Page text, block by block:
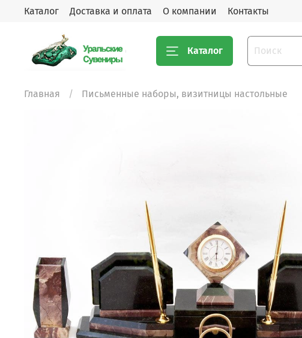
Каталог Доставка и оплата О компании Контакты
Каталог
Главная Письменные наборы, визитницы настольные